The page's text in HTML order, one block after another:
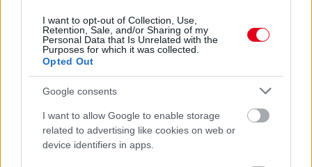
I want to opt-out of Collection, Use,
Retention, Sale, and/or Sharing of my
Personal Data that Is Unrelated with the
Purposes for which it was collected.
Opted Out
Google consents
I want to allow Google to enable storage
related to advertising like cookies on web or
device identifiers in apps.
1 napja
Domenicali: Több sprint lesz az F1-ben – de nem
mindenhol